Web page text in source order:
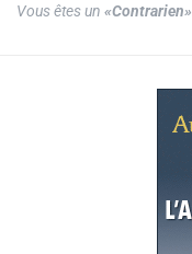
Vous êtes un «Contrarien»